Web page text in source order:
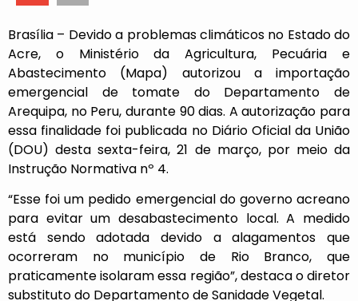
Brasília – Devido a problemas climáticos no Estado do
Acre, o Ministério da Agricultura, Pecuária e
Abastecimento (Mapa) autorizou a importação
emergencial de tomate do Departamento de
Arequipa, no Peru, durante 90 dias. A autorização para
essa finalidade foi publicada no Diário Oficial da União
(DOU) desta sexta-feira, 21 de março, por meio da
Instrução Normativa nº 4.
“Esse foi um pedido emergencial do governo acreano
para evitar um desabastecimento local. A medido
está sendo adotada devido a alagamentos que
ocorreram no município de Rio Branco, que
praticamente isolaram essa região”, destaca o diretor
substituto do Departamento de Sanidade Vegetal.